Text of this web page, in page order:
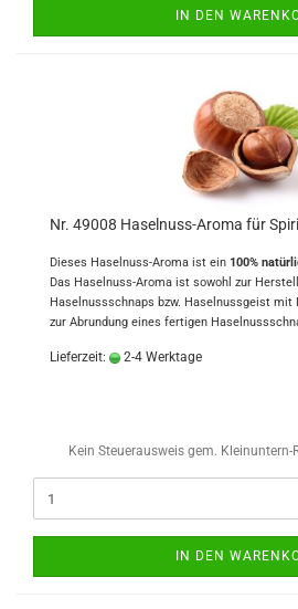
IN DEN
Nr. 49008 Haselnuss-Aroma für
Dieses Haselnuss-Aroma ist ein 100%
Das Haselnuss-Aroma ist sowohl zur
Haselnussschnaps bzw. Haselnussgeist mit
zur Abrundung eines fertigen
Lieferzeit: 2-4 Werktage
Kein Steuerausweis gem. Kleinuntern-
IN DEN